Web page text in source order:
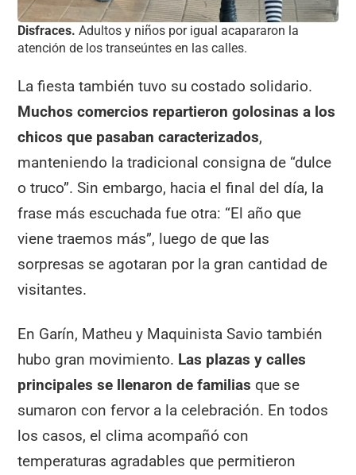
Disfraces.Adultos y niños por igual acapararon la
atención de los transeúntes en las calles.
La fiesta también tuvo su costado solidario.
Muchos comercios repartieron golosinas a los
chicos que pasaban caracterizados,
manteniendo la tradicional consigna de “dulce
o truco”. Sin embargo, hacia el final del día, la
frase más escuchada fue otra: “El año que
viene traemos más”, luego de que las
sorpresas se agotaran por la gran cantidad de
visitantes.
En Garín, Matheu y Maquinista Savio también
hubo gran movimiento. Las plazas y calles
principales se llenaron de familias que se
sumaron con fervor a la celebración. En todos
los casos, el clima acompañó con
temperaturas agradables que permitieron